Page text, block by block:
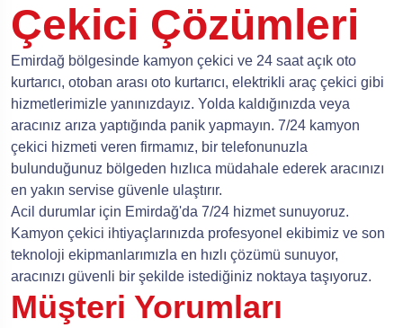
Çekici Çözümleri
Emirdağ bölgesinde kamyon çekici ve 24 saat açık oto
kurtarıcı, otoban arası oto kurtarıcı, elektrikli araç çekici gibi
hizmetlerimizle yanınızdayız. Yolda kaldığınızda veya
aracınız arıza yaptığında panik yapmayın. 7/24 kamyon
çekici hizmeti veren firmamız, bir telefonunuzla
bulunduğunuz bölgeden hızlıca müdahale ederek aracınızı
en yakın servise güvenle ulaştırır.
Acil durumlar için Emirdağ'da 7/24 hizmet sunuyoruz.
Kamyon çekici ihtiyaçlarınızda profesyonel ekibimiz ve son
teknoloji ekipmanlarımızla en hızlı çözümü sunuyor,
aracınızı güvenli bir şekilde istediğiniz noktaya taşıyoruz.
Müşteri Yorumları